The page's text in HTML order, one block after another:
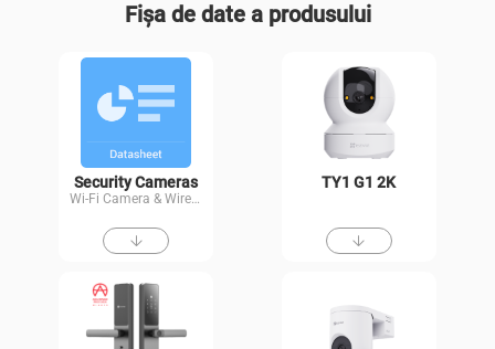
Fișa de date a produsului
Security Cameras
Wi-Fi Camera & Wired Kit
TY1 G1 2K